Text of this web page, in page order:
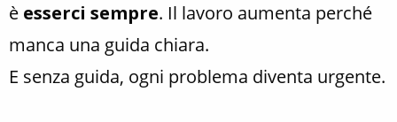
è esserci sempre. Il lavoro aumenta perché
manca una guida chiara.
E senza guida, ogni problema diventa urgente.